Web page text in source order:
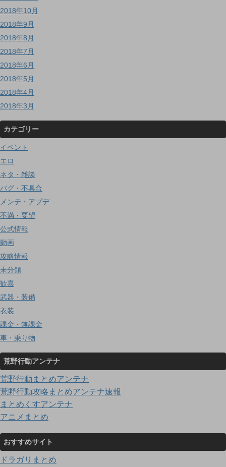
2018年10月
2018年9月
2018年8月
2018年7月
2018年6月
2018年5月
2018年4月
2018年3月
カテゴリー
イベント
エロ
ネタ・雑談
バグ・不具合
メンテ・アプデ
不満・要望
公式情報
動画
攻略情報
未分類
歓喜
武器・装備
衣装
課金・無課金
車・乗り物
荒野行動アンテナ
荒野行動まとめアンテナ
荒野行動攻略まとめアンテナ速報
まとめくすアンテナ
アニメまとめ
おすすめサイト
ドラガリまとめ